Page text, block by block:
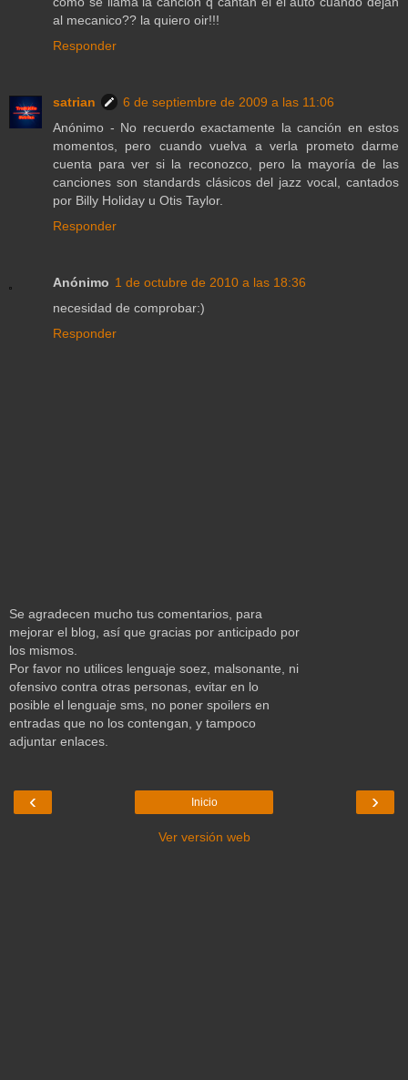
al mecanico?? la quiero oir!!!
Responder
satrian
6 de septiembre de 2009 a las 11:06
Anónimo - No recuerdo exactamente la canción en estos
momentos, pero cuando vuelva a verla prometo darme
cuenta para ver si la reconozco, pero la mayoría de las
canciones son standards clásicos del jazz vocal, cantados
por Billy Holiday u Otis Taylor.
Responder
Anónimo 1 de octubre de 2010 a las 18:36
necesidad de comprobar:)
Responder
Se agradecen mucho tus comentarios, para
mejorar el blog, así que gracias por anticipado por
los mismos.
Por favor no utilices lenguaje soez, malsonante, ni
ofensivo contra otras personas, evitar en lo
posible el lenguaje sms, no poner spoilers en
entradas que no los contengan, y tampoco
adjuntar enlaces.
‹ ›
Inicio
Ver versión web